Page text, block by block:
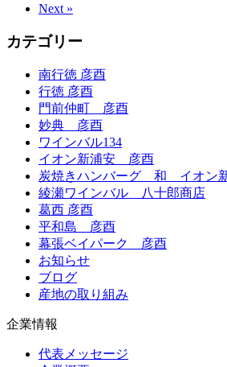
Next »
カテゴリー
南行徳 彦酉
行徳 彦酉
門前仲町 彦酉
妙典 彦酉
ワインバル134
イオン新浦安 彦酉
炭焼きハンバーグ 和 イオン
綾瀬ワインバル 八十郎商店
葛西 彦酉
平和島 彦酉
幕張ベイパーク 彦酉
お知らせ
ブログ
産地の取り組み
企業情報
代表メッセージ